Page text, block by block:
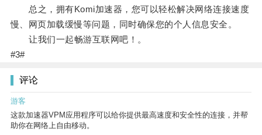
总之，拥有Komi加速器，您可以轻松解决网络连接速度
慢、网页加载缓慢等问题，同时确保您的个人信息安全。
让我们一起畅游互联网吧！。
#3#
评论
游客
这款加速器VPM应用程序可以给你提供最高速度和安全性的连接，并帮
助你在网络上自由移动。